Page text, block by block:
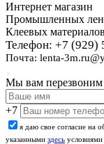
Интернет магазин
Промышленных
Клеевых материалов
Телефон: +7 (929)
Почта: lenta-
Мы вам перезвоним
+7
я даю свое согласие на
указанными здесь условиями